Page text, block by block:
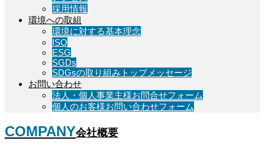
採用情報
環境への取組
環境に対する基本理念
ISO
ESG
SGDs
SDGsの取り組みトップメッセージ
お問い合わせ
法人・個人事業主様お問合せフォーム
個人のお客様お問い合わせフォーム
COMPANY会社概要